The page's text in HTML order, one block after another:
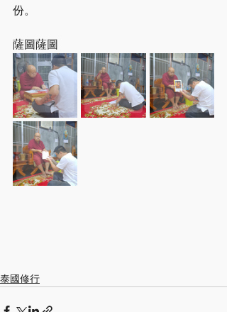
份。
薩圖薩圖
泰國修行